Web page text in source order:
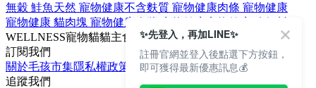
無穀 鮭魚天然 寵物健康不含麩質 寵物健康肉條 寵物健康
寵物健康 貓肉塊 寵物健康
WELLNESS寵物貓貓主食罐主食罐
訂閱我們
關於毛孩市集隱私權政策
文章
追蹤我們
✨先登入，再加LINE✨
註冊官網並登入後點選下方按鈕，
即可獲得最新優惠訊息💰